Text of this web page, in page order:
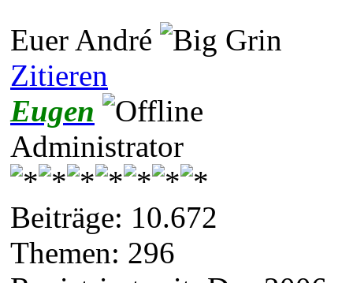
Euer André
Zitieren
Eugen
Administrator
Beiträge: 10.672
Themen: 296